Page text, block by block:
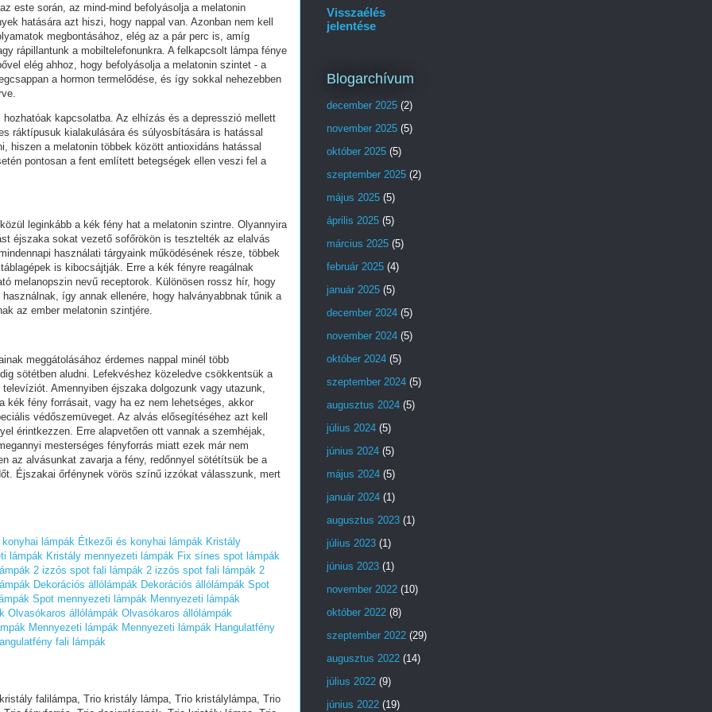
este során, az mind-mind befolyásolja a melatonin
hatására azt hiszi, hogy nappal van. Azonban nem kell
megbontásához, elég az a pár perc is, amíg
rápillantunk a mobiltelefonunkra. A felkapcsolt lámpa fénye
elég ahhoz, hogy befolyásolja a melatonin szintet - a
a hormon termelődése, és így sokkal nehezebben
kapcsolatba. Az elhízás és a depresszió mellett
ráktípusuk kialakulására és súlyosbítására is hatással
hiszen a melatonin többek között antioxidáns hatással
pontosan a fent említett betegségek ellen veszi fel a
leginkább a kék fény hat a melatonin szintre. Olyannyira
éjszaka sokat vezető sofőrökön is tesztelték az elalvás
használati tárgyaink működésének része, többek
is kibocsájtják. Erre a kék fényre reagálnak
melanopszin nevű receptorok. Különösen rossz hír, hogy
így annak ellenére, hogy halványabbnak tűnik a
az ember melatonin szintjére.
meggátolásához érdemes nappal minél több
sötétben aludni. Lefekvéshez közeledve csökkentsük a
Amennyiben éjszaka dolgozunk vagy utazunk,
kék fény forrásait, vagy ha ez nem lehetséges, akkor
védőszemüveget. Az alvás elősegítéséhez azt kell
érintkezzen. Erre alapvetően ott vannak a szemhéjak,
mesterséges fényforrás miatt ezek már nem
az alvásunkat zavarja a fény, redőnnyel sötétítsük be a
Éjszakai őrfénynek vörös színű izzókat válasszunk, mert
lámpák Étkezői és konyhai lámpák Kristály
lámpák Kristály mennyezeti lámpák Fix sínes spot lámpák
2 izzós spot fali lámpák 2 izzós spot fali lámpák 2
Dekorációs állólámpák Dekorációs állólámpák Spot
Spot mennyezeti lámpák Mennyezeti lámpák
Olvasókaros állólámpák Olvasókaros állólámpák
Mennyezeti lámpák Mennyezeti lámpák Hangulatfény
fali lámpák
lámpa, Trio fa asztali lámpa, Trio ernyős asztali lámpa, Trio olcsó asztali lámpa, Trio luxus asztali lámpa, Trio ledes asztali lámpa, Trio asztali led lámpa, Trio nagy asztali lámpa, Trio elemes asztali lámpa, Trio gyerek asztali lámpa, Trio irodai asztali lámpa, Trio éjjeli asztali lámpa, Trio íróasztali lámpa, Trio bank lámpa, Trio gyermek íróasztali lámpa, Trio hangulatfény asztali lámpa, Trio komód asztali lámpa, Trio csíptetős asztali lámpa, Trio kerek asztali lámpa, Trio szögletes asztali lámpa, Trio kristály asztali lámpa, Trio led izzós asztali lámpa, Trio spot asztali lámpa, Trio kapcsolós asztali lámpa, Trio divatos asztali lámpa, Trio üveg asztali lámpa, Trio kerámia asztali lámpa, Trio rusztikus asztali lámpa, Trio mediterrán asztali lámpa, Trio fali lámpa nagy választékban, Trio fali lámpa, Trio antik fali lámpa, Trio modern fali lámpa, Trio klasszikus fali lámpa, Trio fali lámpa budaörs, Trio gyerek fali lámpa, Trio olvasó fali lámpa, Trio dekoráció fali lámpa, Trio szép fali lámpa, Trio több izzós fali lámpa, Trio nagy fali lámpa, Trio kicsi fali lámpa, Trio olcsó fali lámpa, Trio luxus fali lámpa, Trio led fali lámpa, Trio fali led lámpa, Trio fürdőszobai fali lámpa, Trio fényes fali lámpa, Trio fali éjjeli lámpa, Trio retró fali lámpa, Trio flexibilis fali lámpa, Trio éjjeli fali lámpa, Trio gyermek olvasó fali lámpa, Trio hangulatfény fali lámpa, Trio csíptetős fali lámpa, Trio kicsi fali lámpa, Trio kerek fali lámpa, Trio szögletes fali lámpa, Trio kristály fali lámpa, Trio led izzós fali lámpa, Trio spot fali lámpa, Trio kapcsolós fali lámpa, Trio divatos fali lámpa, Trio üveg fali lámpa, Trio kerámia fali lámpa, Trio rusztikus fali lámpa, Trio mediterrán fali lámpa, Trio képmegvilágító fali lámpa, Trio képmegvilágító fali lámpa led izzóval, Trio beltéri fali lámpa, Trio konyhai fali lámpa, Trio rusztikus fali lámpa, Trio kristály fali lámpa, Trio állítható fali lámpa, Trio design fali lámpa, Trio húzókapcsolós fali lámpa, Trio csillár nagy választékban, Trio csillár , Trio retró csillár, Trio modern csillár, Trio klasszikus csillár, Trio csillár budaörs, Trio csillár gyerekeknek, Trio dekoráció csillár, Trio szép csillár, Trio több izzós csillár, Trio nagy csillár, Trio fa csillár, Trio ernyős csillár, Trio olcsó csillár, Trio luxus csillár, Trio led csillár, Trio online csillár, Trio fényes csillár, Trio konyhai csillár, Trio csillár, Trio flexibilis csillár lámpák, Trio gyermek csillár lámpák, Trio hangulatfény csillár lámpák, Trio kicsi csillár lámpák, Trio kerek csillár, Trio szögletes csillár, Trio kristály csillár, Trio led izzós csillár, Trio kovácsoltvas csillár, Trio divatos csillár, Trio üveg csillár, Trio kerámia csillár, Trio rusztikus csillár, Trio mediterrán csillár, Trio kovácsoltvas csillár, Trio antik csillár, Trio szarvasi csillár, Trio bronz csillár, Trio réz csillár, Trio gyerekszoba csillár, Trio függeszték lámpa nagy választékban, Trio mediterrán függeszték, Trio nagy függeszték, Trio modern függeszték, Trio klasszikus függeszték, Trio függeszték budaörs, Trio függeszték gyerekeknek, Trio dekoráció függeszték lámpa, Trio szép függeszték lámpa, Trio több izzós függeszték lámpa, Trio nagy függeszték lámpa, Trio hosszú függeszték lámpa, Trio ernyős függeszték, Trio olcsó függeszték, Trio luxus függeszték, Trio fényes függeszték, Trio raktárról függeszték, Trio gyermek függeszték, Trio hangulatfény függeszték, Trio kicsi függeszték, Trio kerek függeszték, Trio kristály függeszték, Trio led izzós függeszték, Trio konyhai függeszték, Trio divatos függeszték, Trio üveg függeszték, Trio lámpa függeszték, Trio rusztikus lámpa függeszték, Trio mediterrán lámpa függeszték, Trio beépíthető lámpa nagy választékban, Trio beépíthető spot lámpa, Trio modern beépíthető lámpa, Trio klasszikus beépíthető lámpa, Trio beépíthető lámpa budaörs, Trio beépíthető lámpa, Trio dekoráció beépíthető lámpa, Trio szép beépíthető lámpa, Trio nagy beépíthető lámpa, Trio olcsó beépíthető lámpa, Trio luxus beépíthető lámpa, Trio kristály beépíthető lámpa, Trio króm beépíthető lámpa, Trio nagy beépíthető lámpa, Trio led beépíthető lámpa, Trio beépíthető led lámpa, Trio beépíthető kristály lámpa, Trio beépíthető spot lámpa szett, Trio beépíthető mennyezeti lámpa, Trio beépíthető gipsz lámpa, Trio beépíthető rusztikus lámpa, Trio beépíthető mediterrán lámpa, Trio beépíthető kicsi lámpa, Trio beépíthető kerek lámpa, Trio beépíthető szögletes lámpa, Trio beépíthető vízvédett lámpa, Trio beépíthető fürdőszobai lámpa, Trio fürdőszobai lámpa nagy választékban, Trio fürdőszobai lámpa, Trio fürdőszobai fali lámpa, Trio fürdőszobai modern lámpa, Trio fürdőszobai klasszikus lámpa, Trio fürdőszobai lámpa budaörs, Trio fürdőszobai mennyezeti lámpa, Trio fürdőszobai led lámpa, Trio szép fürdőszobai lámpa, Trio több izzós fürdőszobai lámpa, Trio nagy fürdőszobai lámpa, Trio olcsó fürdőszobai lámpa, Trio luxus fürdőszobai lámpa, Trio fürdőszobai lámpa tükör fölé, Trio fürdőszobai tükör lámpa, Trio nagy fürdőszobai tükör lámpa, Trio fényes fürdőszobai mennyezeti lámpa, Trio fürdőszobai led tükör lámpa, Trio fürdőszobai bútor lámpa, Trio IP44 fürdőszobai lámpa, Trio LED izzós fürdőszobai lámpa, Trio spot fürdőszobai lámpa, Trio divatos fürdőszobai lámpa, Trio beépíthető fürdőszobai spot lámpa, Trio mediterrán fürdőszobai lámpa, Trio kicsi fürdőszobai lámpa, Trio kerek fürdőszobai lámpa, Trio szögletes fürdőszobai lámpa, Trio IP56 fürdőszobai lámpa, Trio gyerek lámpa nagy választékban, Trio gyerek lámpa, Trio gyerek mennyezeti lámpa, Trio modern gyerek lámpa, Trio gyerek fali lámpa, Trio gyerek lámpa budaörs, Trio gyerek éjjeli lámpa, Trio gyerek lámpa olcsón, Trio szép gyerek lámpa, Trio több izzós gyerek lámpa, Trio nagy gyerek lámpa, Trio olcsó gyerek lámpa, Trio gyerek mennyezeti lámpa, Trio gyerek asz
Visszaélés
jelentése
Blogarchívum
december 2025 (2)
november 2025 (5)
október 2025 (5)
szeptember 2025 (2)
május 2025 (5)
április 2025 (5)
március 2025 (5)
február 2025 (4)
január 2025 (5)
december 2024 (5)
november 2024 (5)
október 2024 (5)
szeptember 2024 (5)
augusztus 2024 (5)
július 2024 (5)
június 2024 (5)
május 2024 (5)
január 2024 (1)
augusztus 2023 (1)
július 2023 (1)
június 2023 (1)
november 2022 (10)
október 2022 (8)
szeptember 2022 (29)
augusztus 2022 (14)
július 2022 (9)
június 2022 (19)